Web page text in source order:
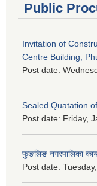
Public
Invitation of
Centre Building,
Post date:
Sealed Quatation
Post date: Friday,
फुङलिङ नगरपालिका
Post date: